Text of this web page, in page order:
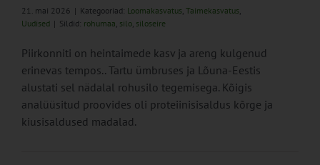
21. mai 2026 | Kategooriad: Loomakasvatus, Taimekasvatus,
Uudised | Sildid: rohumaa, silo, siloseire
Piirkonniti on heintaimede kasv ja areng kulgenud
erinevas tempos.. Tartu ümbruses ja Lõuna-Eestis
alustati sel nädalal rohusilo tegemisega. Kõigis
analüüsitud proovides oli proteiinisisaldus kõrge ja
kiusisaldused madalad.